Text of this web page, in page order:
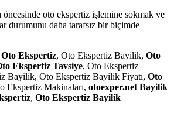
oto ekspertiz işlemine sokmak ve
durumunu daha tarafsız bir biçimde
Oto Ekspertiz, Oto Ekspertiz Bayilik, Oto
Ekspertiz Tavsiye, Oto Ekspertiz
Bayilik, Oto Ekspertiz Bayilik Fiyatı, Oto
Ekspertiz Makinaları, otoexper.net Bayilik
, Oto Ekspertiz Bayilik